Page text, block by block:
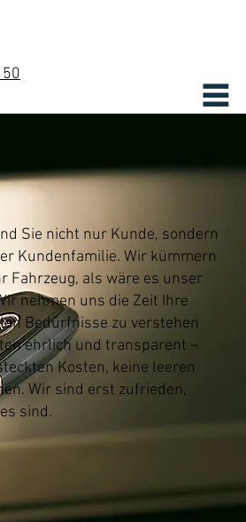
Sie nicht nur Kunde, sondern
Kundenfamilie. Wir kümmern
Fahrzeug, als wäre es unser
nehmen uns die Zeit Ihre
Bedürfnisse zu verstehen
ehrlich und transparent –
Kosten, keine leeren
Wir sind erst zufrieden,
sind.